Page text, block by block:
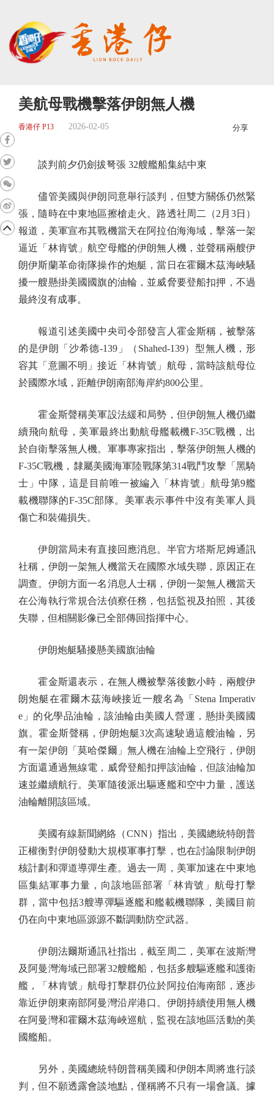
美航母戰機擊落伊朗無人機
香港仔 P13 2026-02-05 分享
談判前夕仍劍拔弩張 32艘艦船集結中東
儘管美國與伊朗同意舉行談判，但雙方關係仍然緊
張，隨時在中東地區擦槍走火。路透社周二（2月3日）
報道，美軍宣布其戰機當天在阿拉伯海海域，擊落一架
逼近「林肯號」航空母艦的伊朗無人機，並聲稱兩艘伊
朗伊斯蘭革命衛隊操作的炮艇，當日在霍爾木茲海峽騷
擾一艘懸掛美國國旗的油輪，並威脅要登船扣押，不過
最終沒有成事。
報道引述美國中央司令部發言人霍金斯稱，被擊落
的是伊朗「沙希德-139」（Shahed-139）型無人機，形
容其「意圖不明」接近「林肯號」航母，當時該航母位
於國際水域，距離伊朗南部海岸約800公里。
霍金斯聲稱美軍設法緩和局勢，但伊朗無人機仍繼
續飛向航母，美軍最終出動航母艦載機F-35C戰機，出
於自衛擊落無人機。軍事專家指出，擊落伊朗無人機的
F-35C戰機，隸屬美國海軍陸戰隊第314戰鬥攻擊「黑騎
士」中隊，這是目前唯一被編入「林肯號」航母第9艦
載機聯隊的F-35C部隊。美軍表示事件中沒有美軍人員
傷亡和裝備損失。
伊朗當局未有直接回應消息。半官方塔斯尼姆通訊
社稱，伊朗一架無人機當天在國際水域失聯，原因正在
調查。伊朗方面一名消息人士稱，伊朗一架無人機當天
在公海執行常規合法偵察任務，包括監視及拍照，其後
失聯，但相關影像已全部傳回指揮中心。
伊朗炮艇騷擾懸美國旗油輪
霍金斯還表示，在無人機被擊落後數小時，兩艘伊
朗炮艇在霍爾木茲海峽接近一艘名為「Stena Imperativ
e」的化學品油輪，該油輪由美國人營運，懸掛美國國
旗。霍金斯聲稱，伊朗炮艇3次高速駛過這艘油輪，另
有一架伊朗「莫哈傑爾」無人機在油輪上空飛行，伊朗
方面還通過無線電，威脅登船扣押該油輪，但該油輪加
速並繼續航行。美軍隨後派出驅逐艦和空中力量，護送
油輪離開該區域。
美國有線新聞網絡（CNN）指出，美國總統特朗普
正權衡對伊朗發動大規模軍事打擊，也在討論限制伊朗
核計劃和彈道導彈生產。過去一周，美軍加速在中東地
區集結軍事力量，向該地區部署「林肯號」航母打擊
群，當中包括3艘導彈驅逐艦和艦載機聯隊，美國目前
仍在向中東地區源源不斷調動防空武器。
伊朗法爾斯通訊社指出，截至周二，美軍在波斯灣
及阿曼灣海域已部署32艘艦船，包括多艘驅逐艦和護衛
艦，「林肯號」航母打擊群仍位於阿拉伯海南部，逐步
靠近伊朗東南部阿曼灣沿岸港口。伊朗持續使用無人機
在阿曼灣和霍爾木茲海峽巡航，監視在該地區活動的美
國艦船。
另外，美國總統特朗普稱美國和伊朗本周將進行談
判，但不願透露會談地點，僅稱將不只有一場會議。據